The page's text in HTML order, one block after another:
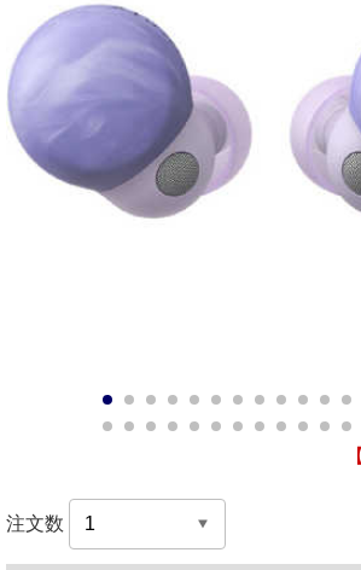
10 11
17
18 19 20 21 22 23 24 25 26 27
注文数